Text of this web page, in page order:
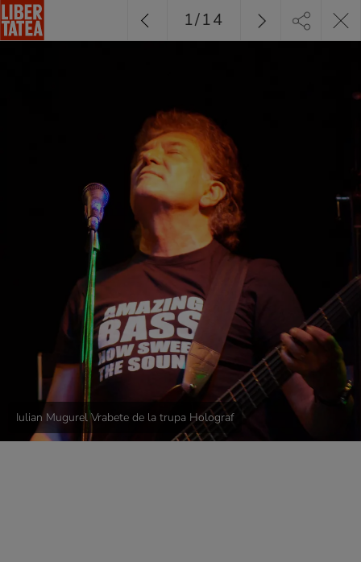
Iulian Mugurel Vrabete de la trupa Holograf
1/14